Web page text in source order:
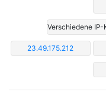
Verschiedene IP-
23.49.175.212